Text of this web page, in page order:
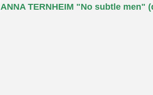
ANNA TERNHEIM "No subtle men"